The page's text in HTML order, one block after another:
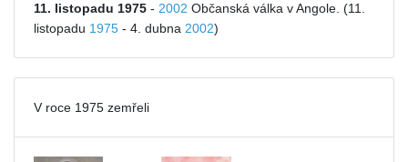
11. listopadu 1975 - 2002 Občanská válka v Angole. (11.
listopadu 1975 - 4. dubna 2002)
V roce 1975 zemřeli